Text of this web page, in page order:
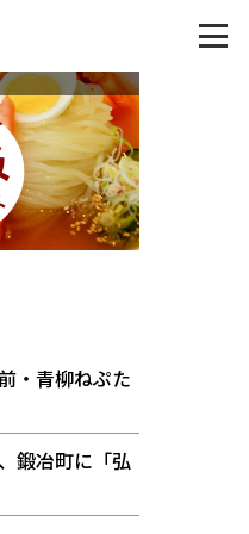
・青柳ねぷた
鍛冶町に「弘